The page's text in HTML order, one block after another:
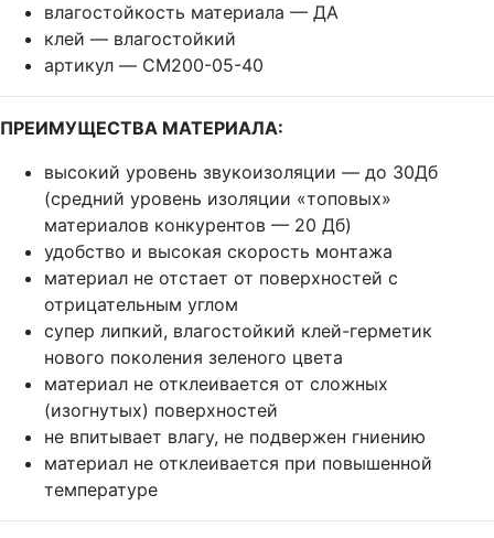
влагостойкость материала — ДА
клей — влагостойкий
артикул — CM200-05-40
ПРЕИМУЩЕСТВА МАТЕРИАЛА:
высокий уровень звукоизоляции — до 30Дб
(средний уровень изоляции «топовых»
материалов конкурентов — 20 Дб)
удобство и высокая скорость монтажа
материал не отстает от поверхностей с
отрицательным углом
супер липкий, влагостойкий клей-герметик
нового поколения зеленого цвета
материал не отклеивается от сложных
(изогнутых) поверхностей
не впитывает влагу, не подвержен гниению
материал не отклеивается при повышенной
температуре